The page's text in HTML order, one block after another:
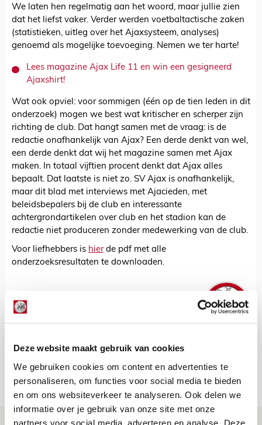
Deze website maakt gebruik van cookies
We gebruiken cookies om content en advertenties te
personaliseren, om functies voor social media te bieden
en om ons websiteverkeer te analyseren. Ook delen we
informatie over je gebruik van onze site met onze
partners voor social media, adverteren en analyse. Deze
We laten hen regelmatig aan het woord, maar jullie zien
dat het liefst vaker. Verder werden voetbaltactische zaken
(statistieken, uitleg over het Ajaxsysteem, analyses)
genoemd als mogelijke toevoeging. Nemen we ter harte!
Lees magazine Ajax Life 11 en win een gesigneerd
Ajaxshirt!
Wat ook opviel: voor sommigen (één op de tien leden in dit
onderzoek) mogen we best wat kritischer en scherper zijn
richting de club. Dat hangt samen met de vraag: is de
redactie onafhankelijk van Ajax? Een derde denkt van wel,
een derde denkt dat wij het magazine samen met Ajax
maken. In totaal vijftien procent denkt dat Ajax alles
bepaalt. Dat laatste is niet zo. SV Ajax is onafhankelijk,
maar dit blad met interviews met Ajacieden, met
beleidsbepalers bij de club en interessante
achtergrondartikelen over club en het stadion kan de
redactie niet produceren zonder medewerking van de club.
Voor liefhebbers is hierde pdf met alle
onderzoeksresultaten te downloaden.
Bekijk alle berichten van De Redactie
Net binnen //